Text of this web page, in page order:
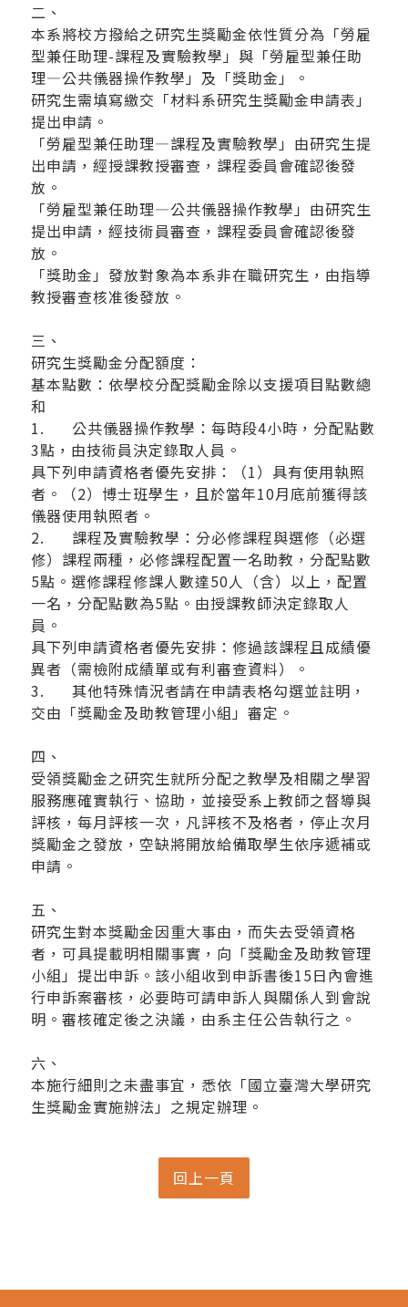
二、
本系將校方撥給之研究生獎勵金依性質分為「勞雇
型兼任助理-課程及實驗教學」與「勞雇型兼任助
理—公共儀器操作教學」及「獎助金」。
研究生需填寫繳交「材料系研究生獎勵金申請表」
提出申請。
「勞雇型兼任助理—課程及實驗教學」由研究生提
出申請，經授課教授審查，課程委員會確認後發
放。
「勞雇型兼任助理—公共儀器操作教學」由研究生
提出申請，經技術員審查，課程委員會確認後發
放。
「獎助金」發放對象為本系非在職研究生，由指導
教授審查核准後發放。
三、
研究生獎勵金分配額度：
基本點數：依學校分配獎勵金除以支援項目點數總
和
1. 公共儀器操作教學：每時段4小時，分配點數
3點，由技術員決定錄取人員。
具下列申請資格者優先安排：（1）具有使用執照
者。（2）博士班學生，且於當年10月底前獲得該
儀器使用執照者。
2. 課程及實驗教學：分必修課程與選修（必選
修）課程兩種，必修課程配置一名助教，分配點數
5點。選修課程修課人數達50人（含）以上，配置
一名，分配點數為5點。由授課教師決定錄取人
員。
具下列申請資格者優先安排：修過該課程且成績優
異者（需檢附成績單或有利審查資料）。
3. 其他特殊情況者請在申請表格勾選並註明，
交由「獎勵金及助教管理小組」審定。
四、
受領獎勵金之研究生就所分配之教學及相關之學習
服務應確實執行、協助，並接受系上教師之督導與
評核，每月評核一次，凡評核不及格者，停止次月
獎勵金之發放，空缺將開放給備取學生依序遞補或
申請。
五、
研究生對本獎勵金因重大事由，而失去受領資格
者，可具提載明相關事實，向「獎勵金及助教管理
小組」提出申訴。該小組收到申訴書後15日內會進
行申訴案審核，必要時可請申訴人與關係人到會說
明。審核確定後之決議，由系主任公告執行之。
六、
本施行細則之未盡事宜，悉依「國立臺灣大學研究
生獎勵金實施辦法」之規定辦理。